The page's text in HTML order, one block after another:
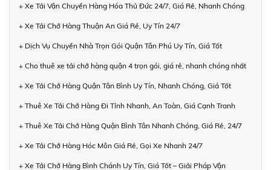
+ Xe Tải Vận Chuyển Hàng Hóa Thủ Đức 24/7, Giá Rẻ, Nhanh Chóng
+ Xe Tải Chở Hàng Thuận An Giá Rẻ, Uy Tín 24/7
+ Dịch Vụ Chuyển Nhà Trọn Gói Quận Tân Phú Uy Tín, Giá Tốt
+ Cho thuê xe tải chở hàng quận 4 trọn gói, giá rẻ, nhanh chóng nhất
+ Xe Tải Chở Hàng Quận Tân Bình Uy Tín, Nhanh Chóng, Giá Tốt
+ Thuê Xe Tải Chở Hàng Đi Tỉnh Nhanh, An Toàn, Giá Cạnh Tranh
+ Thuê Xe Tải Chở Hàng Quận Bình Tân Nhanh Chóng, Giá Rẻ, 24/7
+ Xe Tải Chở Hàng Hóc Môn Giá Rẻ, Gọi Xe Nhanh 24/7
+ Xe Tải Chở Hàng Bình Chánh Uy Tín, Giá Tốt – Giải Pháp Vận